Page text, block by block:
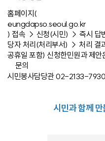
홈페이지(
eungdapso.seoul.go.kr
) 접속 → 신청(시민) → 즉시 답
당자 처리(처리부서) → 처리 결
공휴일 포함) 신청한민원과 제안
문의
시민봉사담당관 02-2133-7930
시민과 함께